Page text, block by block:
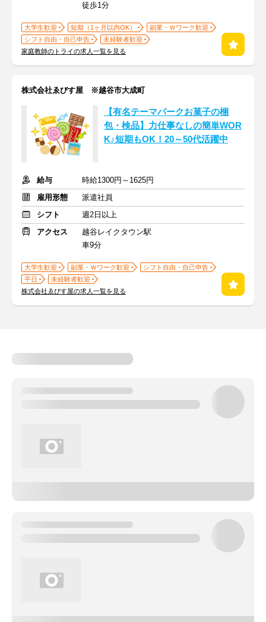
徒歩1分
大学生歓迎 短期（1ヶ月以内OK）
副業・Ｗワーク歓迎
シフト自由・自己申告
未経験者歓迎
家庭教師のトライの求人一覧を見る
株式会社ゑびす屋 ※越谷市大成町
【有名テーマパークお菓子の梱
包・検品】力仕事なしの簡単WOR
K♪短期もOK！20～50代活躍中
給与
時給1300円～1625円
雇用形態
派遣社員
シフト
週2日以上
アクセス
越谷レイクタウン駅
車9分
大学生歓迎 副業・Ｗワーク歓迎
シフト自由・自己申告
平日
未経験者歓迎
株式会社ゑびす屋の求人一覧を見る